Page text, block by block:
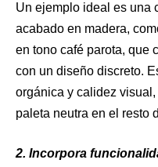
Un ejemplo ideal es una
acabado en madera,
en tono café parota, que
con un diseño discreto.
orgánica y calidez
paleta neutra en el resto
2. Incorpora